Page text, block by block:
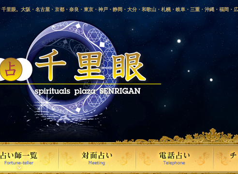
千里眼。大阪・名古屋・京都・奈良・東京・神戸・静岡・大分・和歌山・札幌・岐阜・三重・沖縄・福岡・広
島・徳島・香川・山形・岡山・横浜・千葉・福島・岩手・高知・熊本・群馬・滋賀・福井・仙台・山口・宮
・埼玉・茨城・栃木・金沢・佐賀・長崎・鳥取・富山・新潟・秋田・青森・島根に店舗を構える、口コミで評
よる占い。